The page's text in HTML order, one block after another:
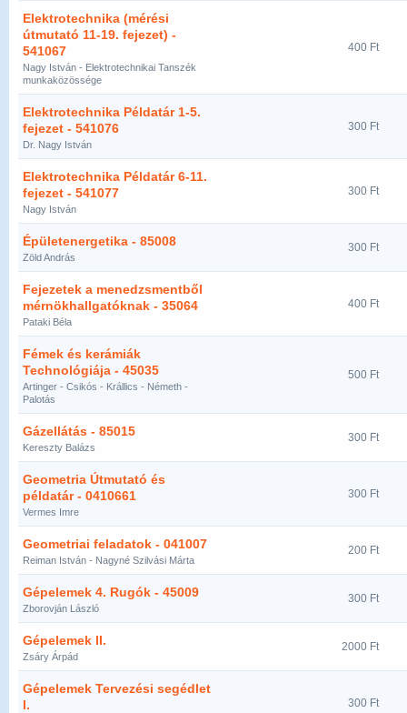
Elektrotechnika (mérési
útmutató 11-19. fejezet) -
541067
Nagy István - Elektrotechnikai Tanszék
munkaközössége
400 Ft
Elektrotechnika Példatár 1-5.
fejezet - 541076
Dr. Nagy István
300 Ft
Elektrotechnika Példatár 6-11.
fejezet - 541077
Nagy István
300 Ft
Épületenergetika - 85008
Zöld András
300 Ft
Fejezetek a menedzsmentből
mérnökhallgatóknak - 35064
Pataki Béla
400 Ft
Fémek és kerámiák
Technológiája - 45035
Artinger - Csikós - Krállics - Németh -
Palotás
500 Ft
Gázellátás - 85015
Kereszty Balázs
300 Ft
Geometria Útmutató és
példatár - 0410661
Vermes Imre
300 Ft
Geometriai feladatok - 041007
Reiman István - Nagyné Szilvási Márta
200 Ft
Gépelemek 4. Rugók - 45009
Zborovján László
300 Ft
Gépelemek II.
Zsáry Árpád
2000 Ft
Gépelemek Tervezési segédlet
I.
300 Ft